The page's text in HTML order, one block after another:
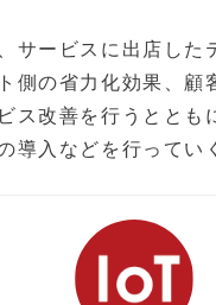
サービスに出店した
側の省力化効果、顧
ス改善を行うととも
導入などを行ってい